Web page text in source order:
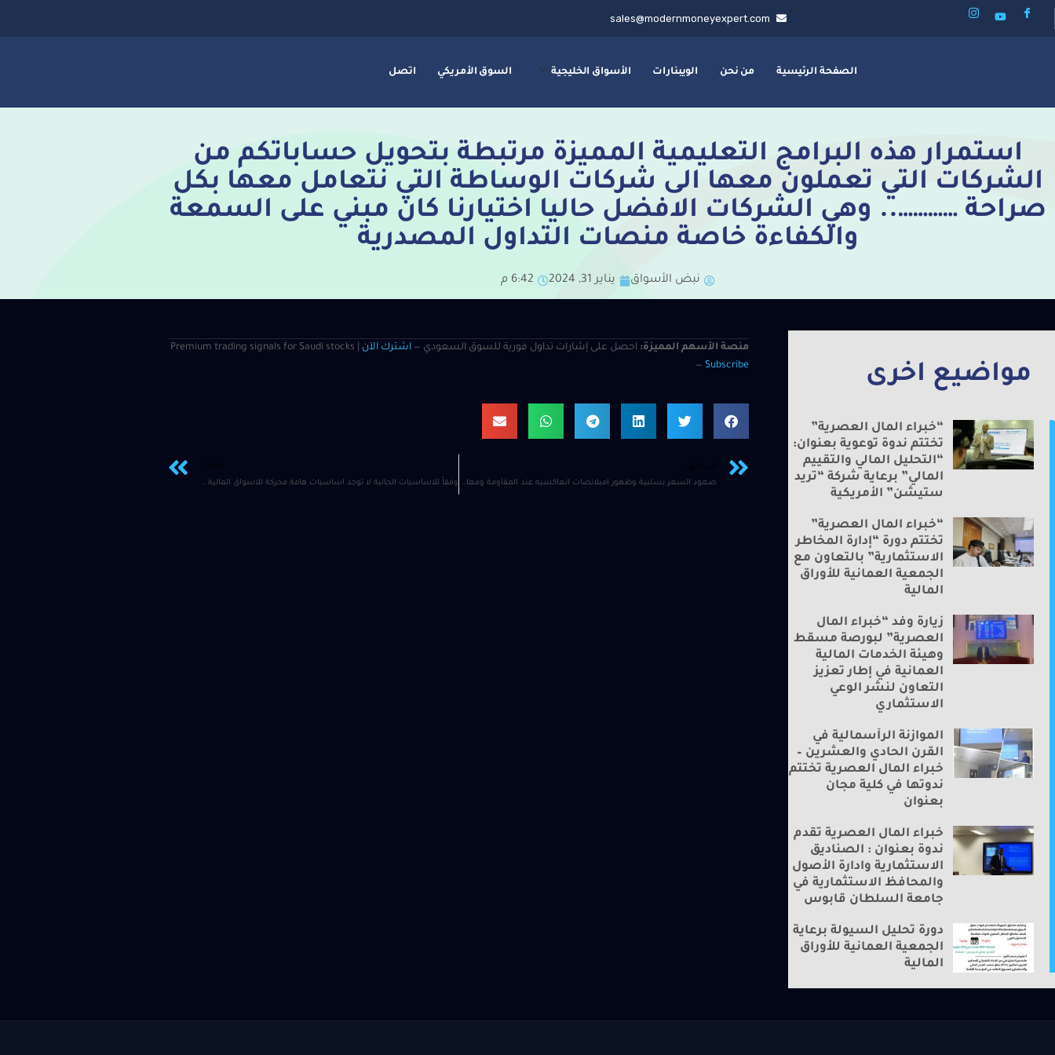
sales@modernmoneyexpert.com
الصفحة الرئيسية من نحن الويبنارات الأسواق الخليجية السوق الأمريكي اتصل
استمرار هذه البرامج التعليمية المميزة مرتبطة بتحويل حساباتكم من
الشركات التي تعملون معها الى شركات الوساطة التي نتعامل معها بكل
صراحة ………….. وهي الشركات الافضل حاليا اختيارنا كان مبني على السمعة
والكفاءة خاصة منصات التداول المصدرية
نبض الأسواق يناير 31, 2024 6:42 م
مواضيع اخرى
“خبراء المال العصرية”
تختتم ندوة توعوية بعنوان:
“التحليل المالي والتقييم
المالي” برعاية شركة “تريد
ستيشن” الأمريكية
“خبراء المال العصرية”
تختتم دورة “إدارة المخاطر
الاستثمارية” بالتعاون مع
الجمعية العمانية للأوراق
المالية
زيارة وفد “خبراء المال
العصرية” لبورصة مسقط
وهيئة الخدمات المالية
العمانية في إطار تعزيز
التعاون لنشر الوعي
الاستثماري
الموازنة الرأسمالية في
القرن الحادي والعشرين –
خبراء المال العصرية تختتم
ندوتها في كلية مجان
بعنوان
خبراء المال العصرية تقدم
ندوة بعنوان : الصناديق
الاستثمارية وادارة الأصول
والمحافظ الاستثمارية في
جامعة السلطان قابوس
دورة تحليل السيولة برعاية
الجمعية العمانية للأوراق
المالية
منصة الأسهم المميزة: احصل على إشارات تداول فورية للسوق السعودي — اشترك الآن
| Premium trading signals for Saudi stocks
—Subscribe
صعود السعر بسلبية وظهور امبلانصات انعاكسيه عند المقاومة ومعاودة للصعود مره اخرى ولكن ايضا بسلبية دلاله على الانعكاس وفقاً للاساسيات الحالية لا توجد اساسيات هامة محركة للاسواق المالية في حال تم الاخذ بالاعتبار المؤشرات المدرجة ضمن الروزنامة الاقتصادية لهذا اليوم وما لم تستجد اساسيات اخرى